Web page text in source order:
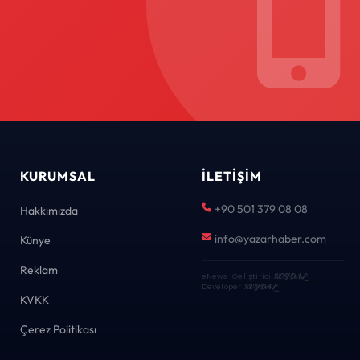
KURUMSAL
Hakkımızda
Künye
Reklam
KVKK
Çerez Politikası
İLETIŞIM
+90 501 379 08 08
info@yazarhaber.com
eNews · Geliştirici KEYDAL·
Developer KEYDAL